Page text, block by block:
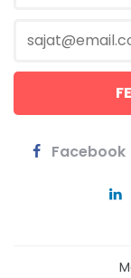
Facebook